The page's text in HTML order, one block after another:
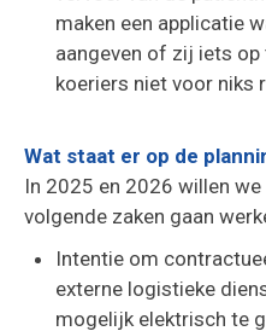
maken een applicatie
aangeven of zij iets
koeriers niet voor niks
Wat staat er op de
In 2025 en 2026 willen
volgende zaken gaan
Intentie om
externe logistieke
mogelijk elektrisch